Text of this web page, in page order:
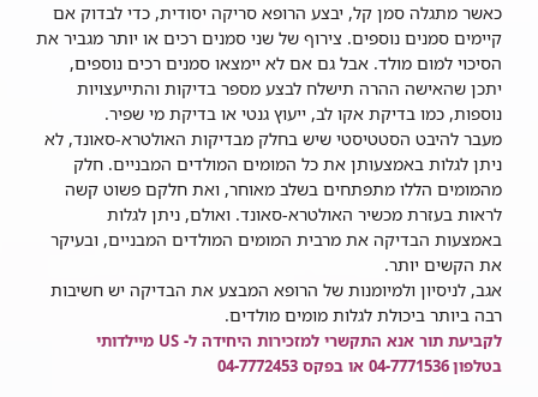
כאשר מתגלה סמן קל, יבצע הרופא סריקה יסודית, כדי לבדוק אם
קיימים סמנים נוספים. צירוף של שני סמנים רכים או יותר מגביר את
הסיכוי למום מולד. אבל גם אם לא יימצאו סמנים רכים נוספים,
יתכן שהאישה ההרה תישלח לבצע מספר בדיקות והתייעצויות
נוספות, כמו בדיקת אקו לב, ייעוץ גנטי או בדיקת מי שפיר.
מעבר להיבט הסטטיסטי שיש בחלק מבדיקות האולטרא-סאונד, לא
ניתן לגלות באמצעותן את כל המומים המולדים המבניים. חלק
מהמומים הללו מתפתחים בשלב מאוחר, ואת חלקם פשוט קשה
לראות בעזרת מכשיר האולטרא-סאונד. ואולם, ניתן לגלות
באמצעות הבדיקה את מרבית המומים המולדים המבניים, ובעיקר
את הקשים יותר.
אגב, לניסיון ולמיומנות של הרופא המבצע את הבדיקה יש חשיבות
רבה ביותר ביכולת לגלות מומים מולדים.
לקביעת תור אנא התקשרי למזכירות היחידה ל- US מיילדותי
בטלפון